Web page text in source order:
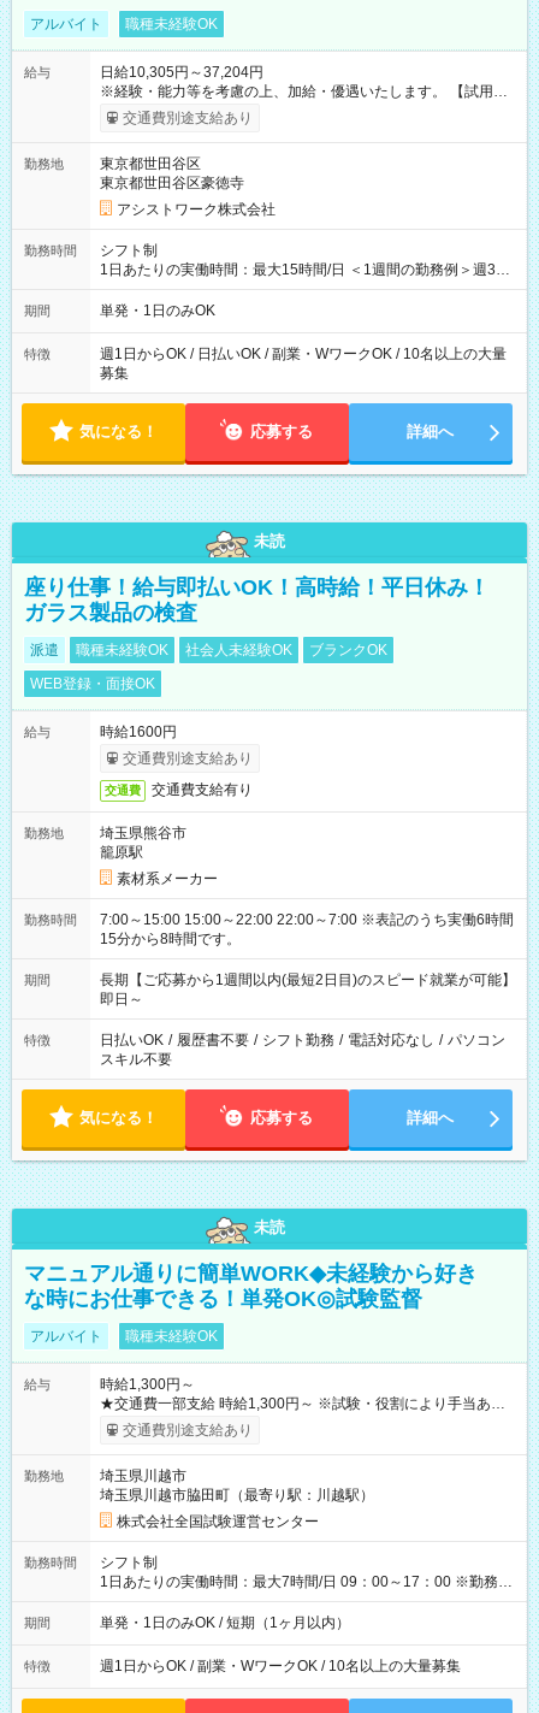
アルバイト 職種未経験OK
給与
日給10,305円～37,204円
※経験・能力等を考慮の上、加給・優遇いたします。 【試用期
間】試用期間なし
交通費別途支給あり
勤務地
東京都世田谷区
東京都世田谷区豪徳寺
アシストワーク株式会社
勤務時間
シフト制
1日あたりの実働時間：最大15時間/日 ＜1週間の勤務例＞週3回
勤務 勤務：月・水・金 休み：火・木・土・日 好きな時にお仕事
可能です！ ※1日あたりの最大実働時間は日勤、夜勤共に勤務し
期間 単発・1日のみOK
特徴
週1日からOK / 日払いOK / 副業・WワークOK / 10名以上の大量
募集
気になる！ 応募する 詳細へ
未読
座り仕事！給与即払いOK！高時給！平日休み！
ガラス製品の検査
派遣 職種未経験OK 社会人未経験OK
ブランクOK
WEB登録・面接OK
給与
時給1600円
交通費別途支給あり
交通費 交通費支給有り
勤務地
埼玉県熊谷市
籠原駅
素材系メーカー
勤務時間
7:00～15:00 15:00～22:00 22:00～7:00 ※表記のうち実働6時間
15分から8時間です。
期間
長期【ご応募から1週間以内(最短2日目)のスピード就業が可能】
即日～
特徴 日払いOK / 履歴書不要 / シフト勤務 / 電話対応なし / パソコン
スキル不要
気になる！ 応募する 詳細へ
未読
マニュアル通りに簡単WORK◆未経験から好き
な時にお仕事できる！単発OK◎試験監督
アルバイト 職種未経験OK
給与
時給1,300円～
★交通費一部支給 時給1,300円～ ※試験・役割により手当あり
※勤務回数により昇給あり 【即給（前払い）オプションあ
り！】 希望される場合、勤務から1週間ほどで給与の一部を受け
例】 ・河合塾模擬試験 8:30～17:30（休憩1時間） 時給1,300円
×8時間＝日収10,400円＋交通費 ※当日の役割により時給＋100
円の場合あり ・国家試験 7:00～13:30（休憩なし） 時給1,300
円（役割手当＋100円）×6時間＝日収8,400円＋交通費 【試用期
間】試用期間なし
交通費別途支給あり
勤務地
埼玉県川越市
埼玉県川越市脇田町（最寄り駅：川越駅）
株式会社全国試験運営センター
勤務時間
シフト制
1日あたりの実働時間：最大7時間/日 09：00～17：00 ※勤務時
間は 試験により異なります。
期間 単発・1日のみOK / 短期（1ヶ月以内）
特徴 週1日からOK / 副業・WワークOK / 10名以上の大量募集